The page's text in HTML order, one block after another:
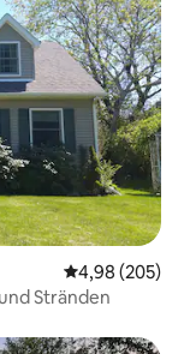
4,98 (205)
Stränden